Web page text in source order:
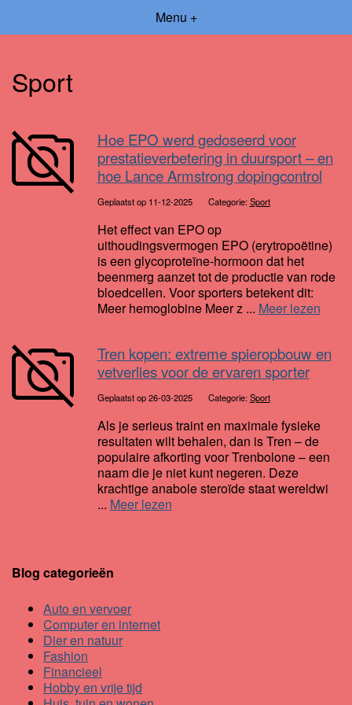
Menu +
Sport
Hoe EPO werd gedoseerd voor
prestatieverbetering in duursport – en
hoe Lance Armstrong dopingcontrol
Geplaatst op 11-12-2025 Categorie:Sport
Het effect van EPO op
uithoudingsvermogen EPO (erytropoëtine)
is een glycoproteïne-hormoon dat het
beenmerg aanzet tot de productie van rode
bloedcellen. Voor sporters betekent dit:
Meer hemoglobine Meer z ... Meer lezen
Tren kopen: extreme spieropbouw en
vetverlies voor de ervaren sporter
Geplaatst op 26-03-2025 Categorie:Sport
Als je serieus traint en maximale fysieke
resultaten wilt behalen, dan is Tren – de
populaire afkorting voor Trenbolone – een
naam die je niet kunt negeren. Deze
krachtige anabole steroïde staat wereldwi
... Meer lezen
Blog categorieën
Auto en vervoer
Computer en internet
Dier en natuur
Fashion
Financieel
Hobby en vrije tijd